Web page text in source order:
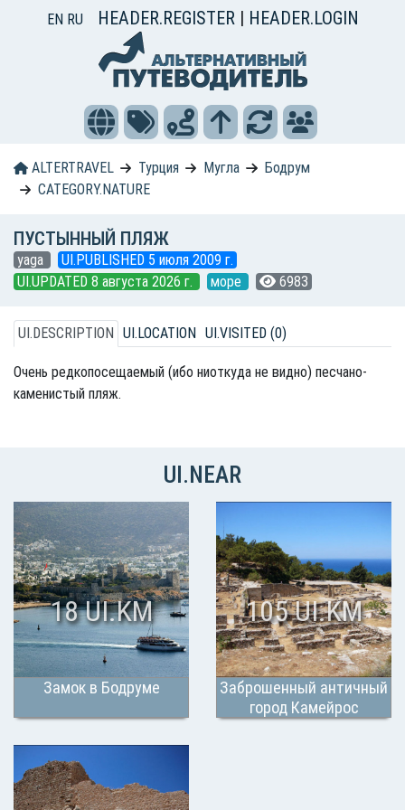
EN RU HEADER.REGISTER | HEADER.LOGIN
ALTERTRAVEL Турция Мугла
Бодрум
CATEGORY.NATURE
ПУСТЫННЫЙ ПЛЯЖ
yaga
UI.PUBLISHED 5 июля 2009 г.
UI.UPDATED 8 августа 2026 г.
море 6983
UI.DESCRIPTION UI.LOCATION UI.VISITED (0)
Очень редкопосещаемый (ибо ниоткуда не видно) песчано-
каменистый пляж.
UI.NEAR
Замок в Бодруме
18 UI.KM
Заброшенный античный
город Камейрос
105 UI.KM